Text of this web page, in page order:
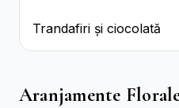
Trandafiri și ciocolată
Aranjamente